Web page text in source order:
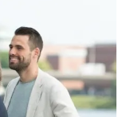
Zenden:
Leer
Zwemmen
met
Plezier!